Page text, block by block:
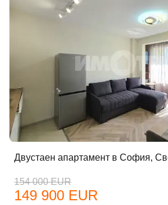
Двустаен апартамент в София,
154 000 EUR
149 900 EUR